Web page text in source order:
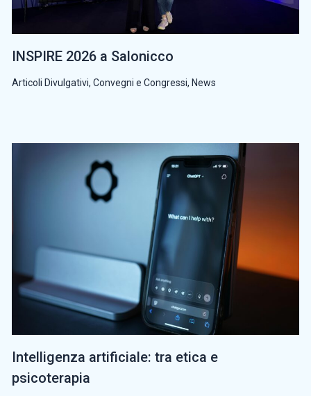
INSPIRE 2026 a Salonicco
Articoli Divulgativi, Convegni e Congressi, News
Intelligenza artificiale: tra etica e
psicoterapia